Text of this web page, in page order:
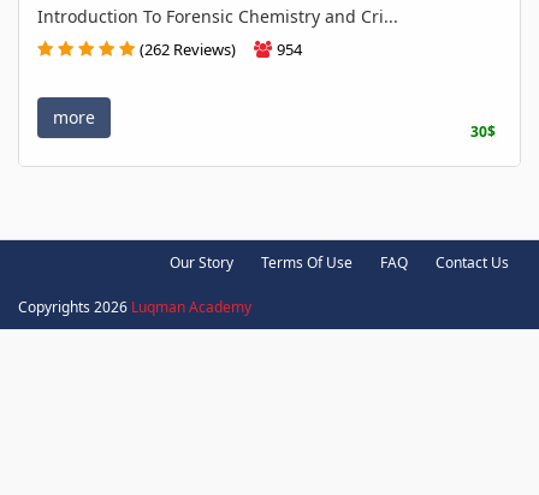
Introduction To Forensic Chemistry and Cri...
(262 Reviews) 954
more
30$
Our Story Terms Of Use FAQ Contact Us
Copyrights 2026 Luqman Academy